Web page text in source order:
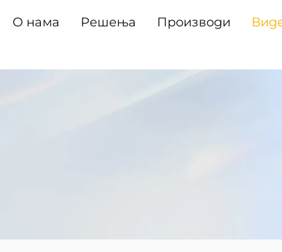
О нама Решења Производи